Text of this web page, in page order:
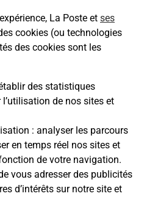
La Poste et ses
cookies (ou technologies
des cookies sont les
des statistiques
de nos sites et
: analyser les parcours
en temps réel nos sites et
de votre navigation.
vous adresser des publicités
d’intérêts sur notre site et
faut-il pour
?
code bateau ?